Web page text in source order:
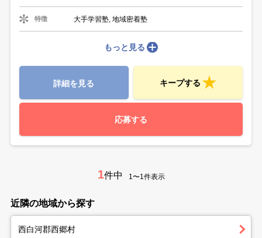
特徴 大手学習塾, 地域密着塾
もっと見る
詳細を見る キープする
応募する
1件中 1〜1件表示
近隣の地域から探す
西白河郡西郷村